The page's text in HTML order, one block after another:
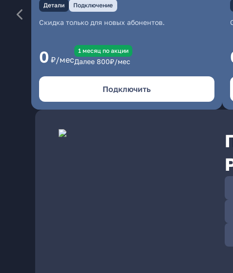
Детали Подключение
Скидка только для новых абонентов.
0 ₽/мес
1 месяц по акции
Далее 800₽/мес
Подключить